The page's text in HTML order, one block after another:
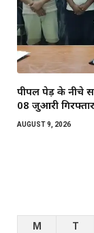
पीपल पेड़ के नीचे
08 जुआरी गिरफ्तार
AUGUST 9, 2026
M T